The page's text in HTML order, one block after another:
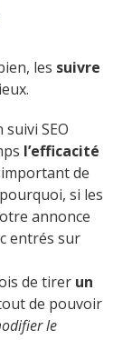
les suivre
SEO
l’efficacité
de
si les
annonce
entrés sur
de tirer un
de pouvoir
le